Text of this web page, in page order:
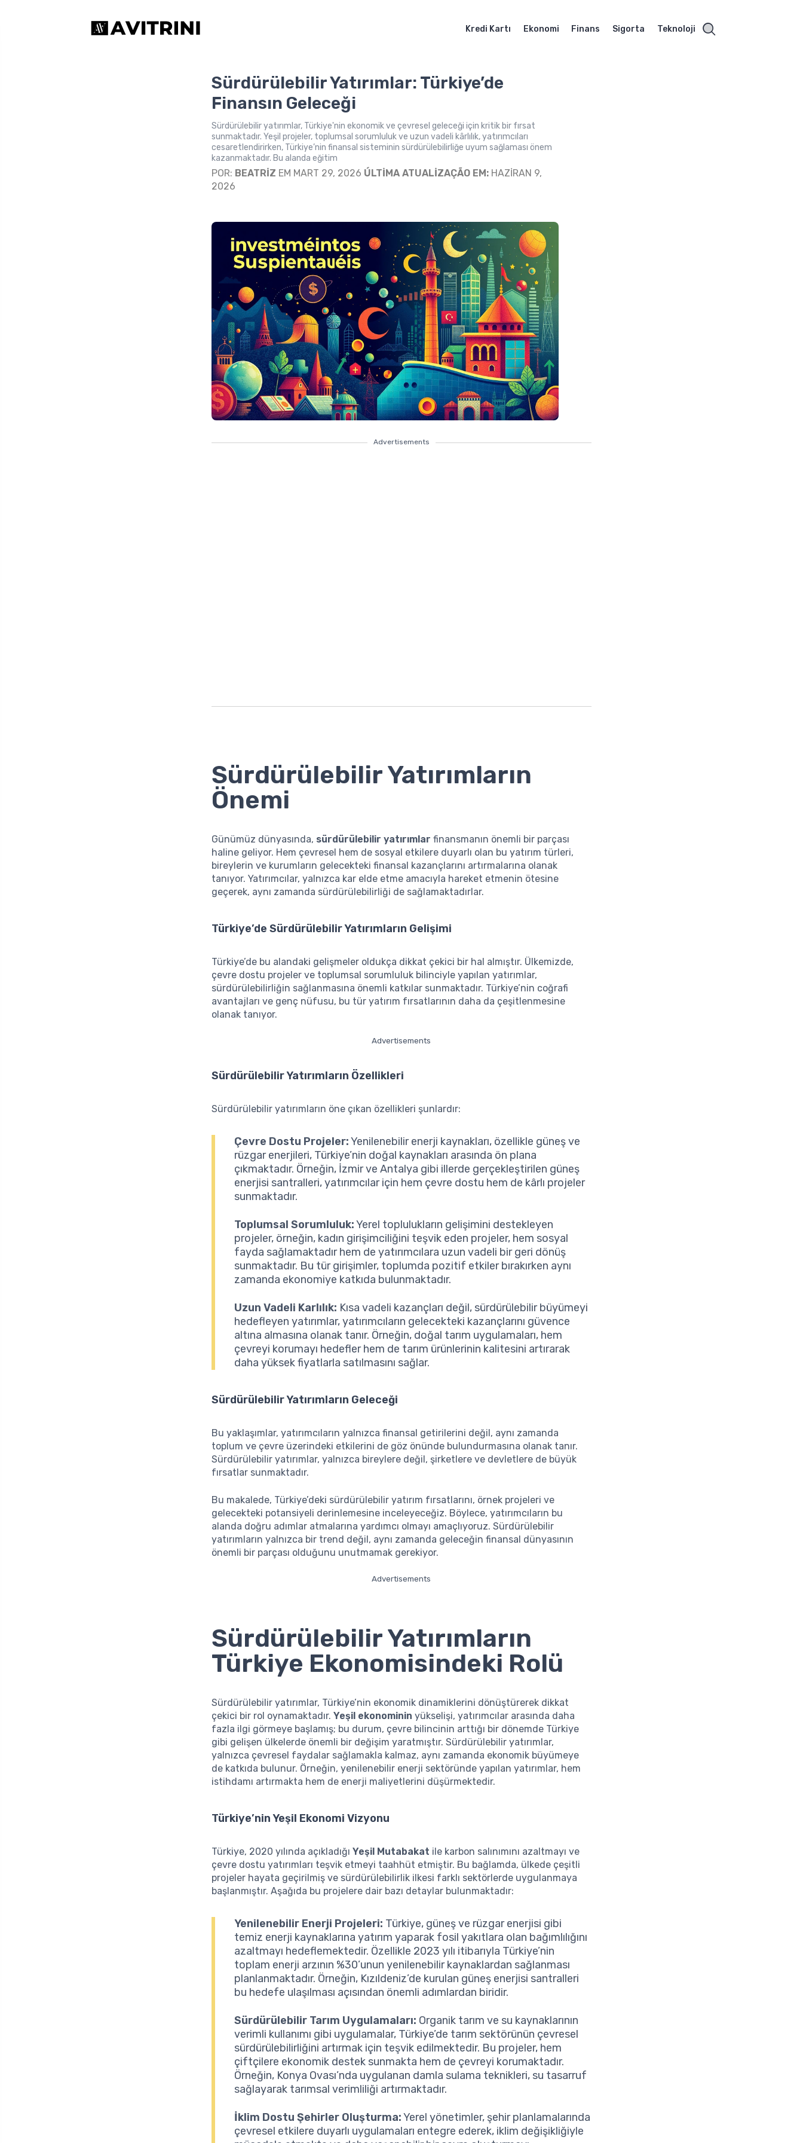
Kredi Kartı Ekonomi Finans Sigorta Teknoloji
Sürdürülebilir Yatırımlar: Türkiye’de
Finansın Geleceği
Sürdürülebilir yatırımlar, Türkiye'nin ekonomik ve çevresel geleceği için kritik bir fırsat
sunmaktadır. Yeşil projeler, toplumsal sorumluluk ve uzun vadeli kârlılık, yatırımcıları
cesaretlendirirken, Türkiye’nin finansal sisteminin sürdürülebilirliğe uyum sağlaması önem
kazanmaktadır. Bu alanda eğitim
POR: BEATRIZ EM MART 29, 2026 ÚLTIMA ATUALIZAÇÃO EM: HAZIRAN 9,
2026
Advertisements
Sürdürülebilir Yatırımların
Önemi
Günümüz dünyasında, sürdürülebilir yatırımlar finansmanın önemli bir parçası
haline geliyor. Hem çevresel hem de sosyal etkilere duyarlı olan bu yatırım türleri,
bireylerin ve kurumların gelecekteki finansal kazançlarını artırmalarına olanak
tanıyor. Yatırımcılar, yalnızca kar elde etme amacıyla hareket etmenin ötesine
geçerek, aynı zamanda sürdürülebilirliği de sağlamaktadırlar.
Türkiye’de Sürdürülebilir Yatırımların Gelişimi
Türkiye’de bu alandaki gelişmeler oldukça dikkat çekici bir hal almıştır. Ülkemizde,
çevre dostu projeler ve toplumsal sorumluluk bilinciyle yapılan yatırımlar,
sürdürülebilirliğin sağlanmasına önemli katkılar sunmaktadır. Türkiye’nin coğrafi
avantajları ve genç nüfusu, bu tür yatırım fırsatlarının daha da çeşitlenmesine
olanak tanıyor.
Advertisements
Sürdürülebilir Yatırımların Özellikleri
Sürdürülebilir yatırımların öne çıkan özellikleri şunlardır:
Çevre Dostu Projeler:Yenilenebilir enerji kaynakları, özellikle güneş ve
rüzgar enerjileri, Türkiye’nin doğal kaynakları arasında ön plana
çıkmaktadır. Örneğin, İzmir ve Antalya gibi illerde gerçekleştirilen güneş
enerjisi santralleri, yatırımcılar için hem çevre dostu hem de kârlı projeler
sunmaktadır.
Toplumsal Sorumluluk:Yerel toplulukların gelişimini destekleyen
projeler, örneğin, kadın girişimciliğini teşvik eden projeler, hem sosyal
fayda sağlamaktadır hem de yatırımcılara uzun vadeli bir geri dönüş
sunmaktadır. Bu tür girişimler, toplumda pozitif etkiler bırakırken aynı
zamanda ekonomiye katkıda bulunmaktadır.
Uzun Vadeli Karlılık: Kısa vadeli kazançları değil, sürdürülebilir büyümeyi
hedefleyen yatırımlar, yatırımcıların gelecekteki kazançlarını güvence
altına almasına olanak tanır. Örneğin, doğal tarım uygulamaları, hem
çevreyi korumayı hedefler hem de tarım ürünlerinin kalitesini artırarak
daha yüksek fiyatlarla satılmasını sağlar.
Sürdürülebilir Yatırımların Geleceği
Bu yaklaşımlar, yatırımcıların yalnızca finansal getirilerini değil, aynı zamanda
toplum ve çevre üzerindeki etkilerini de göz önünde bulundurmasına olanak tanır.
Sürdürülebilir yatırımlar, yalnızca bireylere değil, şirketlere ve devletlere de büyük
fırsatlar sunmaktadır.
Bu makalede, Türkiye’deki sürdürülebilir yatırım fırsatlarını, örnek projeleri ve
gelecekteki potansiyeli derinlemesine inceleyeceğiz. Böylece, yatırımcıların bu
alanda doğru adımlar atmalarına yardımcı olmayı amaçlıyoruz. Sürdürülebilir
yatırımların yalnızca bir trend değil, aynı zamanda geleceğin finansal dünyasının
önemli bir parçası olduğunu unutmamak gerekiyor.
Advertisements
Sürdürülebilir Yatırımların
Türkiye Ekonomisindeki Rolü
Sürdürülebilir yatırımlar, Türkiye’nin ekonomik dinamiklerini dönüştürerek dikkat
çekici bir rol oynamaktadır.Yeşil ekonominin yükselişi, yatırımcılar arasında daha
fazla ilgi görmeye başlamış; bu durum, çevre bilincinin arttığı bir dönemde Türkiye
gibi gelişen ülkelerde önemli bir değişim yaratmıştır. Sürdürülebilir yatırımlar,
yalnızca çevresel faydalar sağlamakla kalmaz, aynı zamanda ekonomik büyümeye
de katkıda bulunur. Örneğin, yenilenebilir enerji sektöründe yapılan yatırımlar, hem
istihdamı artırmakta hem de enerji maliyetlerini düşürmektedir.
Türkiye’nin Yeşil Ekonomi Vizyonu
Türkiye, 2020 yılında açıkladığıYeşil Mutabakat ile karbon salınımını azaltmayı ve
çevre dostu yatırımları teşvik etmeyi taahhüt etmiştir. Bu bağlamda, ülkede çeşitli
projeler hayata geçirilmiş ve sürdürülebilirlik ilkesi farklı sektörlerde uygulanmaya
başlanmıştır. Aşağıda bu projelere dair bazı detaylar bulunmaktadır:
Yenilenebilir Enerji Projeleri: Türkiye, güneş ve rüzgar enerjisi gibi
temiz enerji kaynaklarına yatırım yaparak fosil yakıtlara olan bağımlılığını
azaltmayı hedeflemektedir. Özellikle 2023 yılı itibarıyla Türkiye’nin
toplam enerji arzının %30’unun yenilenebilir kaynaklardan sağlanması
planlanmaktadır. Örneğin, Kızıldeniz’de kurulan güneş enerjisi santralleri
bu hedefe ulaşılması açısından önemli adımlardan biridir.
Sürdürülebilir Tarım Uygulamaları: Organik tarım ve su kaynaklarının
verimli kullanımı gibi uygulamalar, Türkiye’de tarım sektörünün çevresel
sürdürülebilirliğini artırmak için teşvik edilmektedir. Bu projeler, hem
çiftçilere ekonomik destek sunmakta hem de çevreyi korumaktadır.
Örneğin, Konya Ovası’nda uygulanan damla sulama teknikleri, su tasarruf
sağlayarak tarımsal verimliliği artırmaktadır.
İklim Dostu Şehirler Oluşturma:Yerel yönetimler, şehir planlamalarında
çevresel etkilere duyarlı uygulamaları entegre ederek, iklim değişikliğiyle